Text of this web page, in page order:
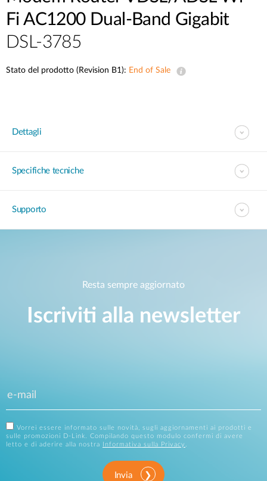
Fi AC1200 Dual-Band Gigabit
DSL-3785
Stato del prodotto (Revision B1): End of Sale
Dettagli
Specifiche tecniche
Supporto
Resta sempre aggiornato
Iscriviti alla newsletter
Vorrei essere informato sulle novità, sugli aggiornamenti ai prodotti e
sulle promozioni D-Link. Compilando questo modulo confermi di avere
letto e di aderire alla nostra
Informativa sulla Privacy .
Invia